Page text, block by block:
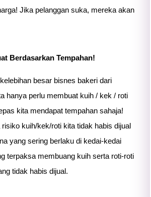
Jika pelanggan suka, mereka akan
Berdasarkan Tempahan!
besar bisnes bakeri dari
hanya perlu membuat kuih / kek / roti
kita mendapat tempahan sahaja!
risiko kuih/kek/roti kita tidak habis dijual
yang sering berlaku di kedai-kedai
terpaksa membuang kuih serta roti-roti
tidak habis dijual.